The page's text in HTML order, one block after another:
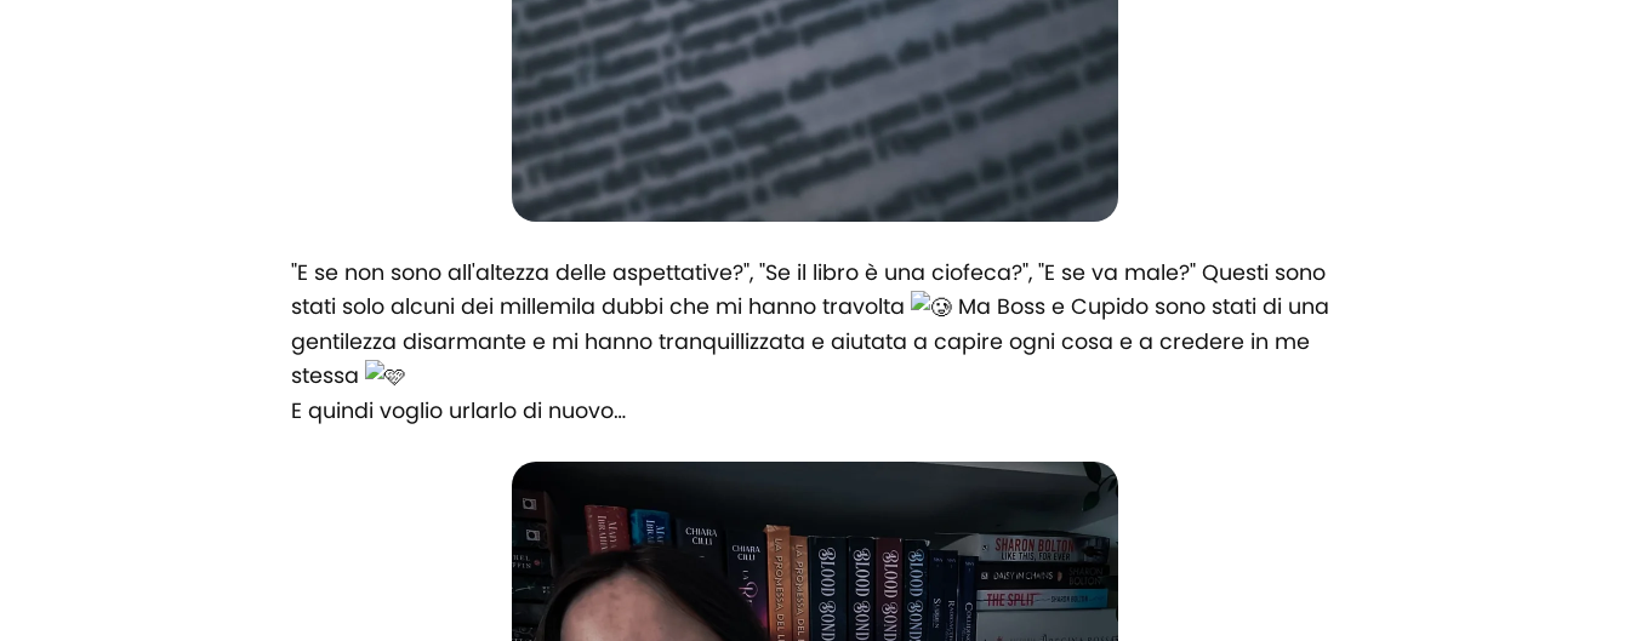
"E se non sono all'altezza delle aspettative?", "Se il libro è una ciofeca?", "E se va male?" Questi sono
stati solo alcuni dei millemila dubbi che mi hanno travolta
Ma Boss e Cupido sono stati di una
gentilezza disarmante e mi hanno tranquillizzata e aiutata a capire ogni cosa e a credere in me
stessa
E quindi voglio urlarlo di nuovo…